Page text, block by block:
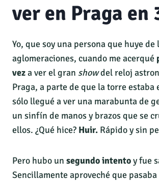
ver en Praga en
Yo, que soy una persona que huye de
aglomeraciones, cuando me acerqué
veza ver el gran showdel reloj
Praga, a parte de que la torre estaba
sólo llegué a ver una marabunta de
un sinfín de manos y brazos que se
ellos. ¿Qué hice? Huir. Rápido y sin
Pero hubo un segundo intentoy fue
Sencillamente aproveché que